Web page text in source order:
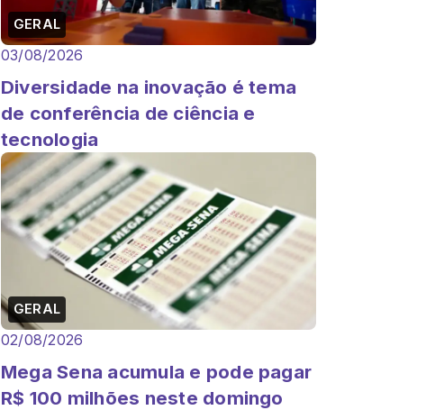
GERAL
03/08/2026
Diversidade na inovação é tema
de conferência de ciência e
tecnologia
GERAL
02/08/2026
Mega Sena acumula e pode pagar
R$ 100 milhões neste domingo